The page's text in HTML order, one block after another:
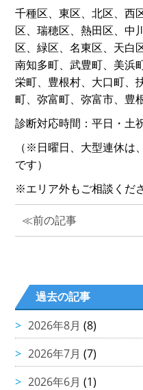
千種区、東区、北区、西
区、瑞穂区、熱田区、中
区、緑区、名東区、天白
南知多町、武豊町、美浜
栄町、豊根村、大口町、
町、弥富町、弥富市、豊
診断対応時間：平日・土
（※日曜日、大型連休は
です）
※エリア外もご相談くだ
≪前の記事
過去の記事
2026年8月 (8)
2026年7月 (7)
2026年6月 (1)